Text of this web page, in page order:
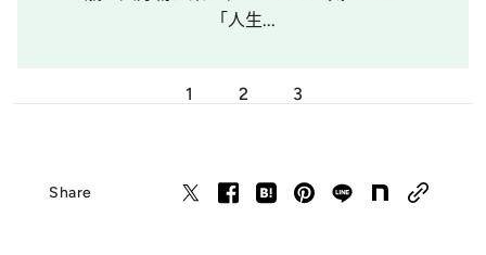
「人生...
1 2 3
Share